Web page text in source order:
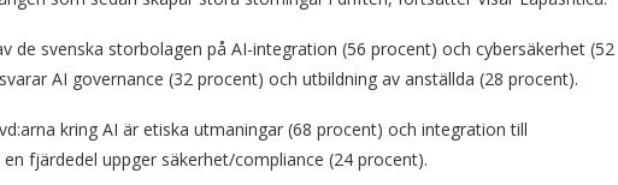
de svenska storbolagen på AI-integration (56 procent) och cybersäkerhet (52
AI governance (32 procent) och utbildning av anställda (28 procent).
kring AI är etiska utmaningar (68 procent) och integration till
fjärdedel uppger säkerhet/compliance (24 procent).